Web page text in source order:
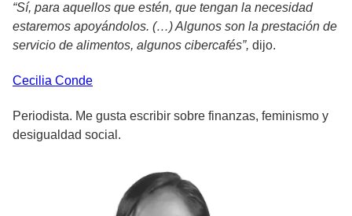
“Sí, para aquellos que estén, que tengan la necesidad
estaremos apoyándolos. (…) Algunos son la prestación de
servicio de alimentos, algunos cibercafés”, dijo.
Cecilia Conde
Periodista. Me gusta escribir sobre finanzas, feminismo y
desigualdad social.